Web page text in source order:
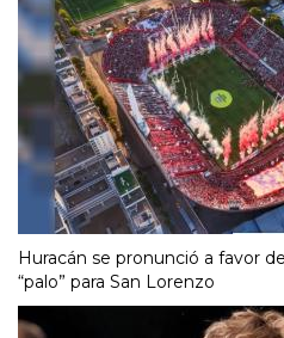
Huracán se pronunció a favor
“palo” para San Lorenzo